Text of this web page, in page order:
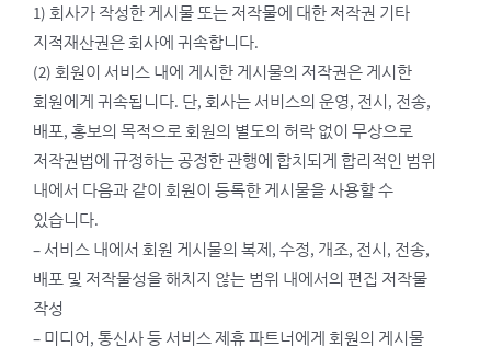
1) 회사가 작성한 게시물 또는 저작물에 대한 저작권 기타
지적재산권은 회사에 귀속합니다.
(2) 회원이 서비스 내에 게시한 게시물의 저작권은 게시한
회원에게 귀속됩니다. 단, 회사는 서비스의 운영, 전시, 전송,
배포, 홍보의 목적으로 회원의 별도의 허락 없이 무상으로
저작권법에 규정하는 공정한 관행에 합치되게 합리적인 범위
내에서 다음과 같이 회원이 등록한 게시물을 사용할 수
있습니다.
– 서비스 내에서 회원 게시물의 복제, 수정, 개조, 전시, 전송,
배포 및 저작물성을 해치지 않는 범위 내에서의 편집 저작물
작성
– 미디어, 통신사 등 서비스 제휴 파트너에게 회원의 게시물